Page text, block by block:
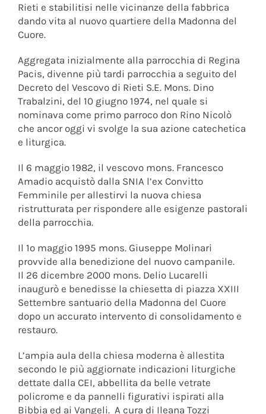
Rieti e stabilitisi nelle vicinanze della fabbrica
dando vita al nuovo quartiere della Madonna del
Cuore.
Aggregata inizialmente alla parrocchia di Regina
Pacis, divenne più tardi parrocchia a seguito del
Decreto del Vescovo di Rieti S.E. Mons. Dino
Trabalzini, del 10 giugno 1974, nel quale si
nominava come primo parroco don Rino Nicolò
che ancor oggi vi svolge la sua azione catechetica
e liturgica.
Il 6 maggio 1982, il vescovo mons. Francesco
Amadio acquistò dalla SNIA l’ex Convitto
Femminile per allestirvi la nuova chiesa
ristrutturata per rispondere alle esigenze pastorali
della parrocchia.
Il 1o maggio 1995 mons. Giuseppe Molinari
provvide alla benedizione del nuovo campanile.
Il 26 dicembre 2000 mons. Delio Lucarelli
inaugurò e benedisse la chiesetta di piazza XXIII
Settembre santuario della Madonna del Cuore
dopo un accurato intervento di consolidamento e
restauro.
L’ampia aula della chiesa moderna è allestita
secondo le più aggiornate indicazioni liturgiche
dettate dalla CEI, abbellita da belle vetrate
policrome e da pannelli figurativi ispirati alla
Bibbia ed ai Vangeli. A cura di Ileana Tozzi